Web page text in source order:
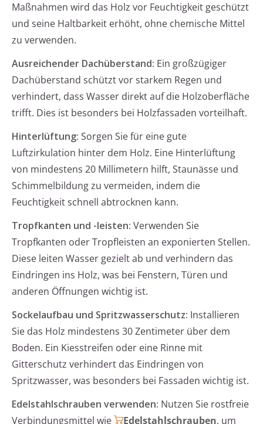
Maßnahmen wird das Holz vor Feuchtigkeit geschützt
und seine Haltbarkeit erhöht, ohne chemische Mittel
zu verwenden.
Ausreichender Dachüberstand: Ein großzügiger
Dachüberstand schützt vor starkem Regen und
verhindert, dass Wasser direkt auf die Holzoberfläche
trifft. Dies ist besonders bei Holzfassaden vorteilhaft.
Hinterlüftung: Sorgen Sie für eine gute
Luftzirkulation hinter dem Holz. Eine Hinterlüftung
von mindestens 20 Millimetern hilft, Staunässe und
Schimmelbildung zu vermeiden, indem die
Feuchtigkeit schnell abtrocknen kann.
Tropfkanten und -leisten: Verwenden Sie
Tropfkanten oder Tropfleisten an exponierten Stellen.
Diese leiten Wasser gezielt ab und verhindern das
Eindringen ins Holz, was bei Fenstern, Türen und
anderen Öffnungen wichtig ist.
Sockelaufbau und Spritzwasserschutz: Installieren
Sie das Holz mindestens 30 Zentimeter über dem
Boden. Ein Kiesstreifen oder eine Rinne mit
Gitterschutz verhindert das Eindringen von
Spritzwasser, was besonders bei Fassaden wichtig ist.
Edelstahlschrauben verwenden: Nutzen Sie rostfreie
Verbindungsmittel wie
Edelstahlschrauben, um